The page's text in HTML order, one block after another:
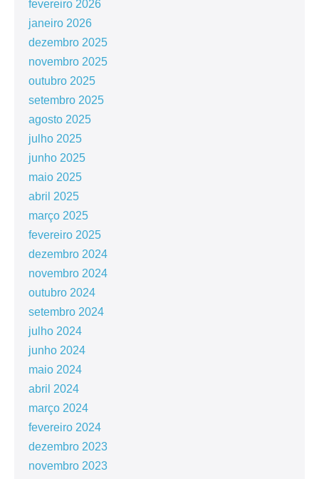
fevereiro 2026
janeiro 2026
dezembro 2025
novembro 2025
outubro 2025
setembro 2025
agosto 2025
julho 2025
junho 2025
maio 2025
abril 2025
março 2025
fevereiro 2025
dezembro 2024
novembro 2024
outubro 2024
setembro 2024
julho 2024
junho 2024
maio 2024
abril 2024
março 2024
fevereiro 2024
dezembro 2023
novembro 2023